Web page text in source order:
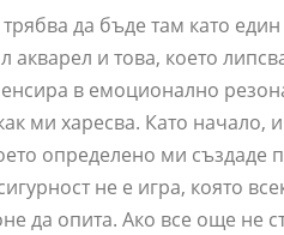
трябва да бъде там като един
акварел и това, което
в емоционално
ми харесва. Като начало,
определено ми създаде
не е игра, която
да опита. Ако все още не